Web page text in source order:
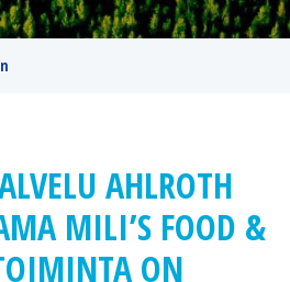
AHLROTH
MILI’S FOOD &
ON